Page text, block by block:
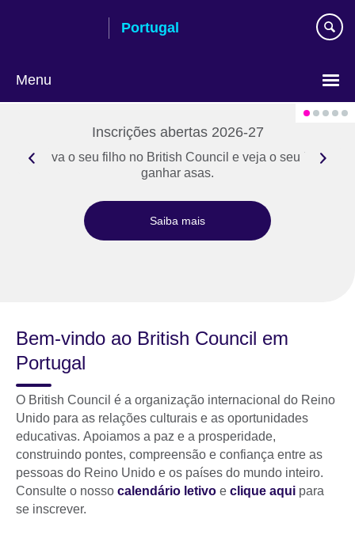
Portugal
Menu
Inscrições abertas 2026-27
Inscreva o seu filho no British Council e veja o seu inglês
ganhar asas.
Saiba mais
Bem-vindo ao British Council em
Portugal
O British Council é a organização internacional do Reino
Unido para as relações culturais e as oportunidades
educativas. Apoiamos a paz e a prosperidade,
construindo pontes, compreensão e confiança entre as
pessoas do Reino Unido e os países do mundo inteiro.
Consulte o nosso calendário letivo e clique aqui para
se inscrever.